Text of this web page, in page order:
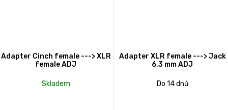
Adapter Cinch female ---> XLR
female ADJ
Skladem
Adapter XLR female ---> Jack
6,3 mm ADJ
Do 14 dnů